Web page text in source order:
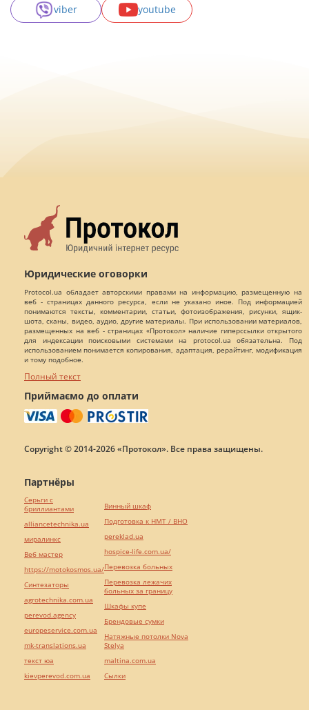
viber
youtube
Юридические оговорки
Protocol.ua обладает авторскими правами на информацию, размещенную на
веб - страницах данного ресурса, если не указано иное. Под информацией
понимаются тексты, комментарии, статьи, фотоизображения, рисунки, ящик-
шота, сканы, видео, аудио, другие материалы. При использовании материалов,
размещенных на веб - страницах «Протокол» наличие гиперссылки открытого
для индексации поисковыми системами на protocol.ua обязательна. Под
использованием понимается копирования, адаптация, рерайтинг, модификация
и тому подобное.
Полный текст
Приймаємо до оплати
Copyright © 2014-2026 «Протокол». Все права защищены.
Партнёры
Серьги с
бриллиантами
alliancetechnika.ua
миралинкс
Веб мастер
https://motokosmos.ua/
Синтезаторы
agrotechnika.com.ua
perevod.agency
europeservice.com.ua
mk-translations.ua
текст юа
kievperevod.com.ua
Винный шкаф
Подготовка к НМТ / ВНО
pereklad.ua
hospice-life.com.ua/
Перевозка больных
Перевозка лежачих
больных за границу
Шкафы купе
Брендовые сумки
Натяжные потолки Nova
Stelya
maltina.com.ua
Cылки